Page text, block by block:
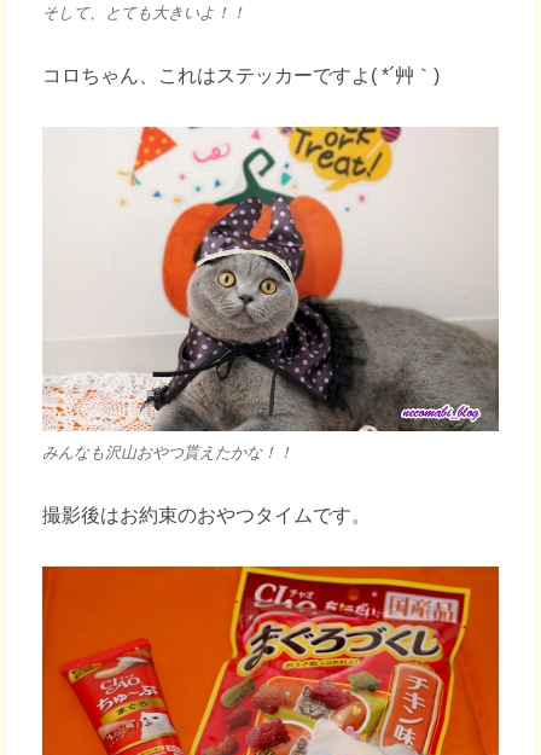
そして、とても大きいよ！！
コロちゃん、これはステッカーですよ( *´艸｀)
みんなも沢山おやつ貰えたかな！！
撮影後はお約束のおやつタイムです。